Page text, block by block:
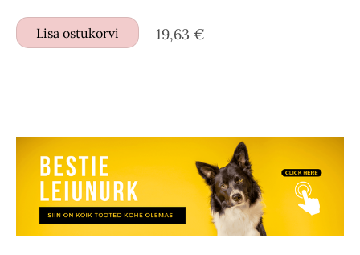
Lisa ostukorvi 19,63 €